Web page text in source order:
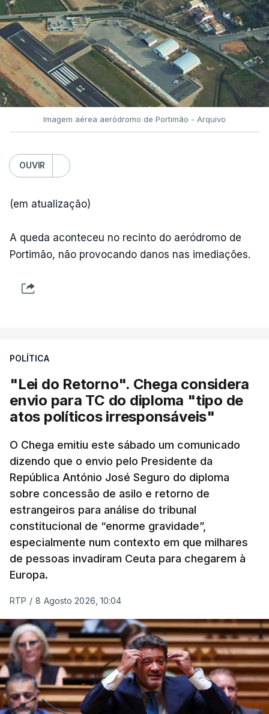
Imagem aérea aeródromo de Portimão - Arquivo
OUVIR
(em atualização)
A queda aconteceu no recinto do aeródromo de
Portimão, não provocando danos nas imediações.
POLÍTICA
"Lei do Retorno". Chega considera
envio para TC do diploma "tipo de
atos políticos irresponsáveis"
O Chega emitiu este sábado um comunicado
dizendo que o envio pelo Presidente da
República António José Seguro do diploma
sobre concessão de asilo e retorno de
estrangeiros para análise do tribunal
constitucional de “enorme gravidade”,
especialmente num contexto em que milhares
de pessoas invadiram Ceuta para chegarem à
Europa.
RTP / 8 Agosto 2026, 10:04